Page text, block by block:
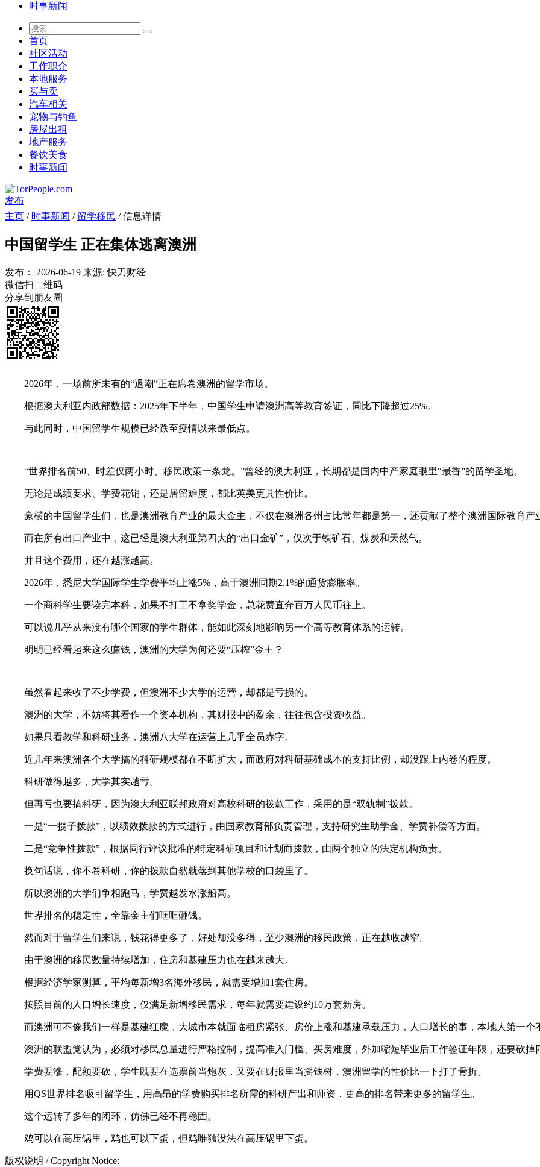
时事新闻
首页
社区活动
工作职介
本地服务
买与卖
汽车相关
宠物与钓鱼
房屋出租
地产服务
餐饮美食
时事新闻
发布
主页 / 时事新闻 / 留学移民 / 信息详情
中国留学生 正在集体逃离澳洲
发布： 2026-06-19 来源:快刀财经
微信扫二维码
分享到朋友圈
2026年，一场前所未有的“退潮”正在席卷澳洲的留学市场。
根据澳大利亚内政部数据：2025年下半年，中国学生申请澳洲高等教育签证，同比下降超过25%。
与此同时，中国留学生规模已经跌至疫情以来最低点。
“世界排名前50、时差仅两小时、移民政策一条龙。”曾经的澳大利亚，长期都是国内中产家庭眼里“最香”的留学圣地。
无论是成绩要求、学费花销，还是居留难度，都比英美更具性价比。
豪横的中国留学生们，也是澳洲教育产业的最大金主，不仅在澳洲各州占比常年都是第一，还贡献了整个澳洲国际教育产
而在所有出口产业中，这已经是澳大利亚第四大的“出口金矿”，仅次于铁矿石、煤炭和天然气。
并且这个费用，还在越涨越高。
2026年，悉尼大学国际学生学费平均上涨5%，高于澳洲同期2.1%的通货膨胀率。
一个商科学生要读完本科，如果不打工不拿奖学金，总花费直奔百万人民币往上。
可以说几乎从来没有哪个国家的学生群体，能如此深刻地影响另一个高等教育体系的运转。
明明已经看起来这么赚钱，澳洲的大学为何还要“压榨”金主？
虽然看起来收了不少学费，但澳洲不少大学的运营，却都是亏损的。
澳洲的大学，不妨将其看作一个资本机构，其财报中的盈余，往往包含投资收益。
如果只看教学和科研业务，澳洲八大学在运营上几乎全员赤字。
近几年来澳洲各个大学搞的科研规模都在不断扩大，而政府对科研基础成本的支持比例，却没跟上内卷的程度。
科研做得越多，大学其实越亏。
但再亏也要搞科研，因为澳大利亚联邦政府对高校科研的拨款工作，采用的是“双轨制”拨款。
一是“一揽子拨款”，以绩效拨款的方式进行，由国家教育部负责管理，支持研究生助学金、学费补偿等方面。
二是“竞争性拨款”，根据同行评议批准的特定科研项目和计划而拨款，由两个独立的法定机构负责。
换句话说，你不卷科研，你的拨款自然就落到其他学校的口袋里了。
所以澳洲的大学们争相跑马，学费越发水涨船高。
世界排名的稳定性，全靠金主们哐哐砸钱。
然而对于留学生们来说，钱花得更多了，好处却没多得，至少澳洲的移民政策，正在越收越窄。
由于澳洲的移民数量持续增加，住房和基建压力也在越来越大。
根据经济学家测算，平均每新增3名海外移民，就需要增加1套住房。
按照目前的人口增长速度，仅满足新增移民需求，每年就需要建设约10万套新房。
而澳洲可不像我们一样是基建狂魔，大城市本就面临租房紧张、房价上涨和基建承载压力，人口增长的事，本地人第一个
澳洲的联盟党认为，必须对移民总量进行严格控制，提高准入门槛、买房难度，外加缩短毕业后工作签证年限，还要砍掉
学费要涨，配额要砍，学生既要在选票前当炮灰，又要在财报里当摇钱树，澳洲留学的性价比一下打了骨折。
用QS世界排名吸引留学生，用高昂的学费购买排名所需的科研产出和师资，更高的排名带来更多的留学生。
这个运转了多年的闭环，仿佛已经不再稳固。
鸡可以在高压锅里，鸡也可以下蛋，但鸡唯独没法在高压锅里下蛋。
版权说明 / Copyright Notice: